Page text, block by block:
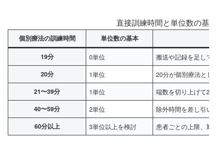
直接訓練時間と単位数の基
個別療法の訓練時間 単位数の基本
19分 0単位 搬送や記録を足して
20分 1単位 20分が個別療法とし
21〜39分 1単位 端数を切り上げて2
40〜59分 2単位 除外時間を差し引い
60分以上 3単位以上を検討 患者ごとの上限、対